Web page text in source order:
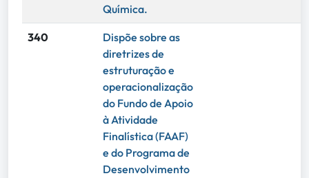
Química.
340
Dispõe sobre as
diretrizes de
estruturação e
operacionalização
do Fundo de Apoio
à Atividade
Finalística (FAAF)
e do Programa de
Desenvolvimento